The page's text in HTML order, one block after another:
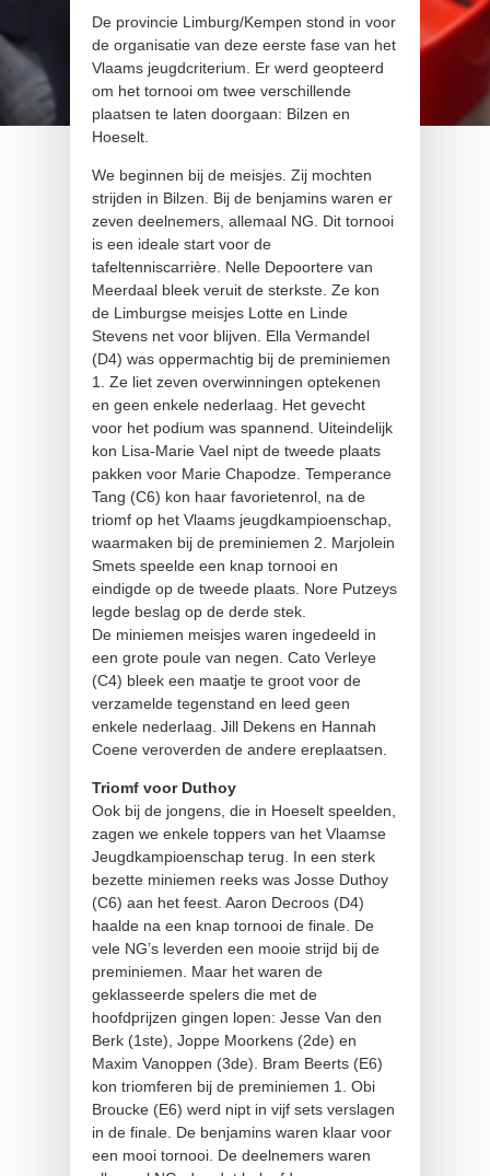
De provincie Limburg/Kempen stond in voor
de organisatie van deze eerste fase van het
Vlaams jeugdcriterium. Er werd geopteerd
om het tornooi om twee verschillende
plaatsen te laten doorgaan: Bilzen en
Hoeselt.
We beginnen bij de meisjes. Zij mochten
strijden in Bilzen. Bij de benjamins waren er
zeven deelnemers, allemaal NG. Dit tornooi
is een ideale start voor de
tafeltenniscarrière. Nelle Depoortere van
Meerdaal bleek veruit de sterkste. Ze kon
de Limburgse meisjes Lotte en Linde
Stevens net voor blijven. Ella Vermandel
(D4) was oppermachtig bij de preminiemen
1. Ze liet zeven overwinningen optekenen
en geen enkele nederlaag. Het gevecht
voor het podium was spannend. Uiteindelijk
kon Lisa-Marie Vael nipt de tweede plaats
pakken voor Marie Chapodze. Temperance
Tang (C6) kon haar favorietenrol, na de
triomf op het Vlaams jeugdkampioenschap,
waarmaken bij de preminiemen 2. Marjolein
Smets speelde een knap tornooi en
eindigde op de tweede plaats. Nore Putzeys
legde beslag op de derde stek.
De miniemen meisjes waren ingedeeld in
een grote poule van negen. Cato Verleye
(C4) bleek een maatje te groot voor de
verzamelde tegenstand en leed geen
enkele nederlaag. Jill Dekens en Hannah
Coene veroverden de andere ereplaatsen.
Triomf voor Duthoy
Ook bij de jongens, die in Hoeselt speelden,
zagen we enkele toppers van het Vlaamse
Jeugdkampioenschap terug. In een sterk
bezette miniemen reeks was Josse Duthoy
(C6) aan het feest. Aaron Decroos (D4)
haalde na een knap tornooi de finale. De
vele NG’s leverden een mooie strijd bij de
preminiemen. Maar het waren de
geklasseerde spelers die met de
hoofdprijzen gingen lopen: Jesse Van den
Berk (1ste), Joppe Moorkens (2de) en
Maxim Vanoppen (3de). Bram Beerts (E6)
kon triomferen bij de preminiemen 1. Obi
Broucke (E6) werd nipt in vijf sets verslagen
in de finale. De benjamins waren klaar voor
een mooi tornooi. De deelnemers waren